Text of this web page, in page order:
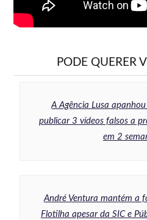
PODE QUERER
A Agência Lusa
publicar 3 vídeos falsos a
em 2
André Ventura mantém a
Flotilha apesar da SIC e